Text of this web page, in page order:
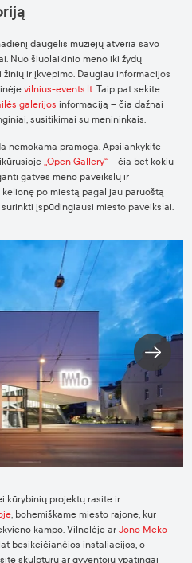
daugelis muziejų atveria savo
Nuo šiuolaikinio meno iki žydų
ir įkvėpimo. Daugiau informacijos
vilnius-events.lt. Taip pat sekite
galerijos informaciją – čia dažnai
susitikimai su menininkais.
nemokama pramoga. Apsilankykite
„Open Gallery“ – čia bet kokiu
gatvės meno paveikslų ir
po miestą pagal jau paruoštą
surinkti įspūdingiausi miesto paveikslai.
kūrybinių projektų rasite ir
, bohemiškame miesto rajone, kur
kampo. Vilnelėje ar Jono Meko
besikeičiančios instaliacijos, o
skulptūrų ar gyventojų ypatingai